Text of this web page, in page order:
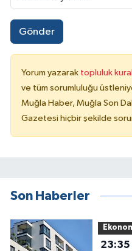
Gönder
Yorum yazarak topluluk
ve tüm sorumluluğu
Muğla Haber, Muğla Son
Gazetesi hiçbir şekilde
Son Haberler
23:35